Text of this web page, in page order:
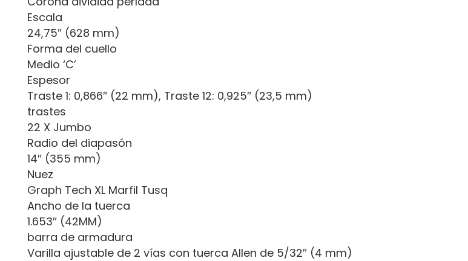
Escala
24,75″ (628 mm)
Forma del cuello
Medio ‘C’
Espesor
Traste 1: 0,866″ (22 mm), Traste 12: 0,925″ (23,5 mm)
trastes
22 X Jumbo
Radio del diapasón
14″ (355 mm)
Nuez
Graph Tech XL Marfil Tusq
Ancho de la tuerca
1.653″ (42MM)
barra de armadura
Varilla ajustable de 2 vías con tuerca Allen de 5/32″ (4 mm)